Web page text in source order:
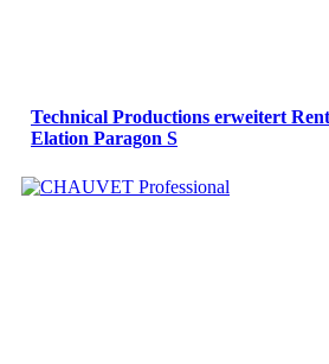
Technical Productions erweitert
Elation Paragon S